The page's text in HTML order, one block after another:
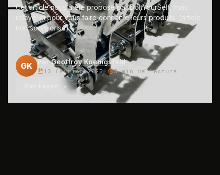
Cet article nous a été proposé par DoItYourSelf, mais
relayé ici pour vous faire connaitre leurs produits. (article
non sponsorisé)
GK Par Geoffroy Koenigsfeld
13 février 2025· 3 min de lecture
Partager ↗